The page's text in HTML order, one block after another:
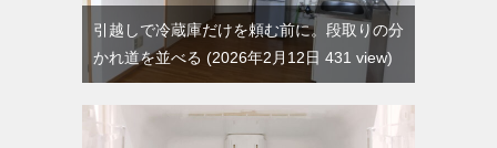
引越しで冷蔵庫だけを頼む前に。段取りの分
かれ道を並べる
2026年2月12日 431 view